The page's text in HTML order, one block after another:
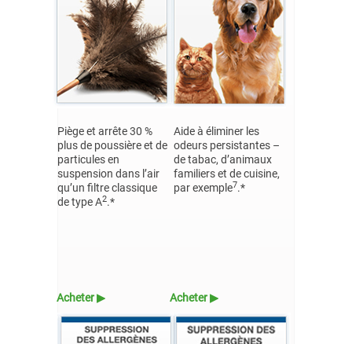
Piège et arrête 30 %
plus de poussière et de
particules en
suspension dans l’air
qu’un filtre classique
de type A2.*
Acheter ▶
Aide à éliminer les
odeurs persistantes –
de tabac, d’animaux
familiers et de cuisine,
par exemple7.*
Acheter ▶